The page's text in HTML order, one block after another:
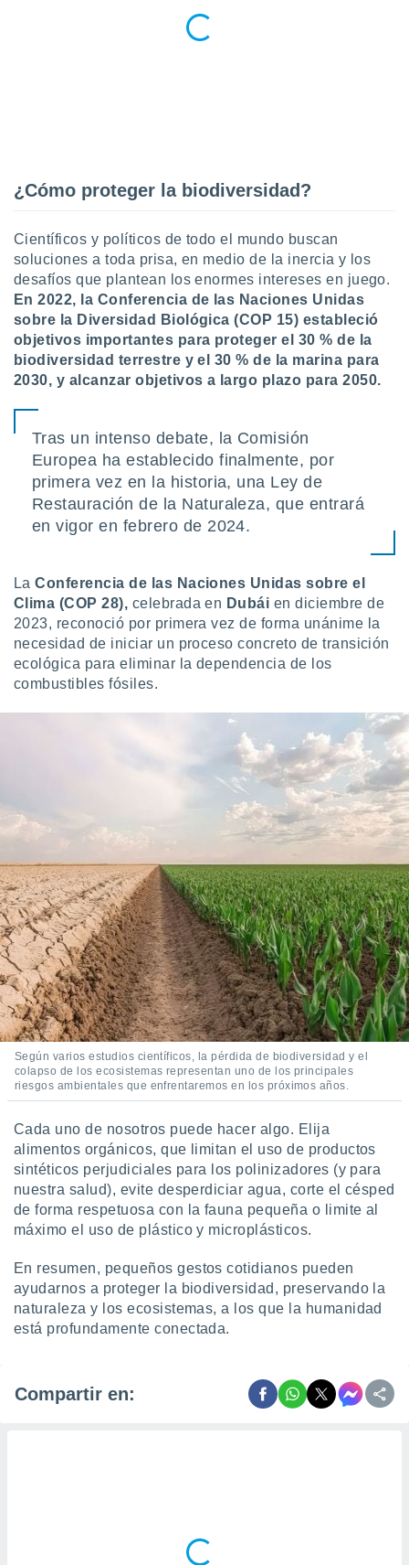
¿Cómo proteger la biodiversidad?
Científicos y políticos de todo el mundo buscan
soluciones a toda prisa, en medio de la inercia y los
desafíos que plantean los enormes intereses en juego.
En 2022, la Conferencia de las Naciones Unidas
sobre la Diversidad Biológica (COP 15) estableció
objetivos importantes para proteger el 30 % de la
biodiversidad terrestre y el 30 % de la marina para
2030, y alcanzar objetivos a largo plazo para 2050.
Tras un intenso debate, la Comisión
Europea ha establecido finalmente, por
primera vez en la historia, una Ley de
Restauración de la Naturaleza, que entrará
en vigor en febrero de 2024.
LaConferencia de las Naciones Unidas sobre el
Clima (COP 28), celebrada en Dubái en diciembre de
2023, reconoció por primera vez de forma unánime la
necesidad de iniciar un proceso concreto de transición
ecológica para eliminar la dependencia de los
combustibles fósiles.
Según varios estudios científicos, la pérdida de biodiversidad y el
colapso de los ecosistemas representan uno de los principales
riesgos ambientales que enfrentaremos en los próximos años.
Cada uno de nosotros puede hacer algo. Elija
alimentos orgánicos, que limitan el uso de productos
sintéticos perjudiciales para los polinizadores (y para
nuestra salud), evite desperdiciar agua, corte el césped
de forma respetuosa con la fauna pequeña o limite al
máximo el uso de plástico y microplásticos.
En resumen, pequeños gestos cotidianos pueden
ayudarnos a proteger la biodiversidad, preservando la
naturaleza y los ecosistemas, a los que la humanidad
está profundamente conectada.
Compartir en: